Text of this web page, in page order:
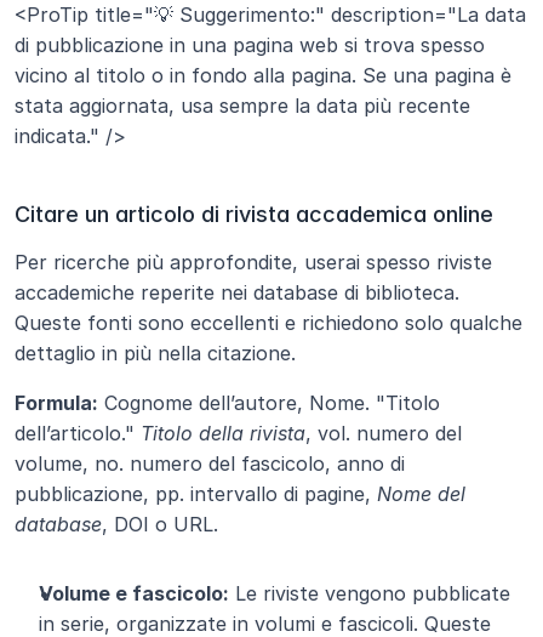
<ProTip title="💡 Suggerimento:" description="La data
di pubblicazione in una pagina web si trova spesso
vicino al titolo o in fondo alla pagina. Se una pagina è
stata aggiornata, usa sempre la data più recente
indicata." />
Citare un articolo di rivista accademica online
Per ricerche più approfondite, userai spesso riviste
accademiche reperite nei database di biblioteca.
Queste fonti sono eccellenti e richiedono solo qualche
dettaglio in più nella citazione.
Formula: Cognome dell’autore, Nome. "Titolo
dell’articolo." Titolo della rivista, vol. numero del
volume, no. numero del fascicolo, anno di
pubblicazione, pp. intervallo di pagine, Nome del
database, DOI o URL.
Volume e fascicolo: Le riviste vengono pubblicate
in serie, organizzate in volumi e fascicoli. Queste